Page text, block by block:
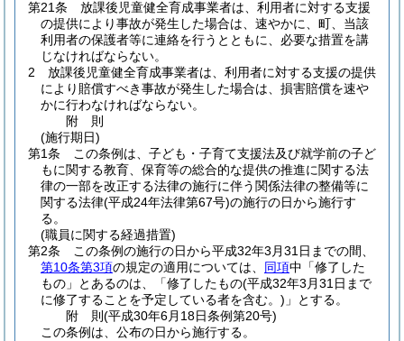
第21条
放課後児童健全育成事業者は、利用者に対する支援
の提供により事故が発生した場合は、速やかに、町、当該
利用者の保護者等に連絡を行うとともに、必要な措置を講
じなければならない。
2
放課後児童健全育成事業者は、利用者に対する支援の提供
により賠償すべき事故が発生した場合は、損害賠償を速や
かに行わなければならない。
附 則
(施行期日)
第1条
この条例は、子ども・子育て支援法及び就学前の子ど
もに関する教育、保育等の総合的な提供の推進に関する法
律の一部を改正する法律の施行に伴う関係法律の整備等に
関する法律(平成24年法律第67号)の施行の日から施行す
る。
(職員に関する経過措置)
第2条
この条例の施行の日から平成32年3月31日までの間、
第10条第3項の規定の適用については、 同項中「修了した
もの」とあるのは、「修了したもの(平成32年3月31日まで
に修了することを予定している者を含む。) 」とする。
附 則(平成30年6月18日条例第20号)
この条例は、公布の日から施行する。